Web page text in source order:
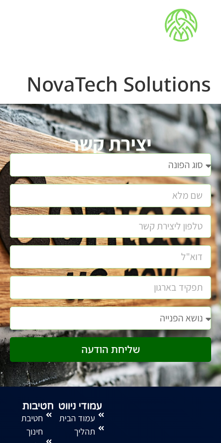
NovaTech Solutions
יצירת קשר
שליחת הודעה
עמודי ניווט
עמוד הבית
תהליך
חטיבות
חטיבת
חינוך